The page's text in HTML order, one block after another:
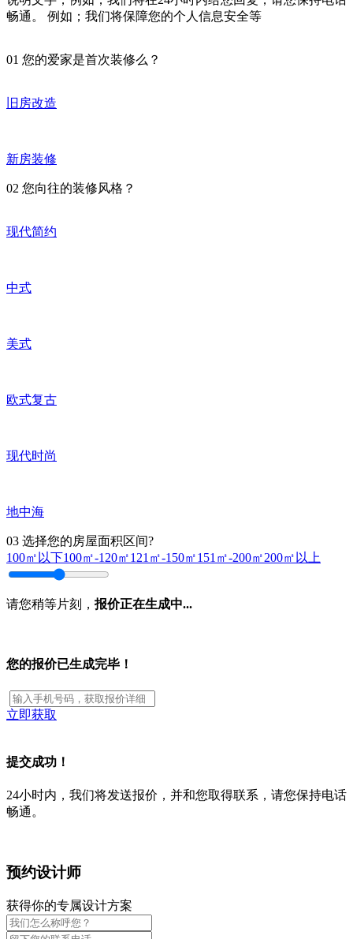
畅通。 例如；我们将保障您的个人信息安全等
01 您的爱家是首次装修么？
旧房改造
新房装修
02 您向往的装修风格？
现代简约
中式
美式
欧式复古
现代时尚
地中海
03 选择您的房屋面积区间?
100㎡以下100㎡-120㎡121㎡-150㎡151㎡-200㎡200㎡以上
请您稍等片刻， 报价正在生成中...
您的报价已生成完毕！
立即获取
提交成功！
24小时内，我们将发送报价，并和您取得联系，请您保持电话
畅通。
预约设计师
获得你的专属设计方案